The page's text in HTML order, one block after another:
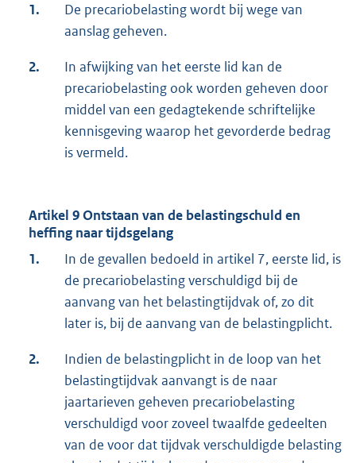
1.
De precariobelasting wordt bij wege van
aanslag geheven.
2.
In afwijking van het eerste lid kan de
precariobelasting ook worden geheven door
middel van een gedagtekende schriftelijke
kennisgeving waarop het gevorderde bedrag
is vermeld.
Artikel 9 Ontstaan van de belastingschuld en
heffing naar tijdsgelang
1.
In de gevallen bedoeld in artikel 7, eerste lid, is
de precariobelasting verschuldigd bij de
aanvang van het belastingtijdvak of, zo dit
later is, bij de aanvang van de belastingplicht.
2.
Indien de belastingplicht in de loop van het
belastingtijdvak aanvangt is de naar
jaartarieven geheven precariobelasting
verschuldigd voor zoveel twaalfde gedeelten
van de voor dat tijdvak verschuldigde belasting